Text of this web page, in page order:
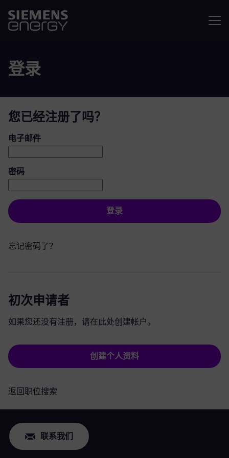
登录
您已经注册了吗？
登录：用户和密码
电子邮件
密码
登录
忘记密码了？
初次申请者
如果您还没有注册，请在此处创建帐户。
创建个人资料
返回职位搜索
联系我们